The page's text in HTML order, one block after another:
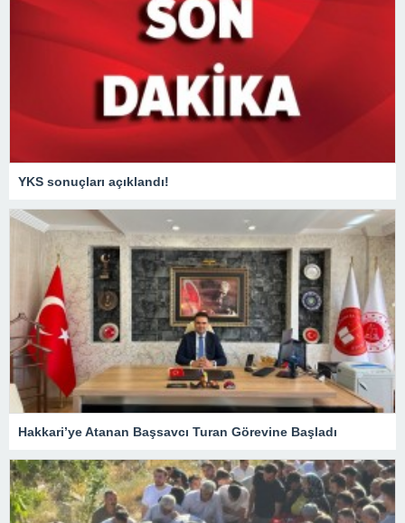
YKS sonuçları açıklandı!
Hakkari’ye Atanan Başsavcı Turan Görevine Başladı